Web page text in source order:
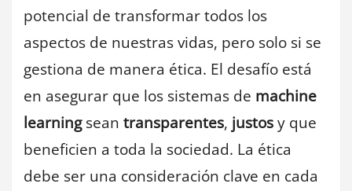
potencial de transformar todos los
aspectos de nuestras vidas, pero solo si se
gestiona de manera ética. El desafío está
en asegurar que los sistemas de machine
learningsean transparentes, justosy que
beneficien a toda la sociedad. La ética
debe ser una consideración clave en cada